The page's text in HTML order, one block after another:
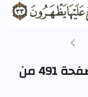
تفسير السعدي تفسير الصفحة 491 من